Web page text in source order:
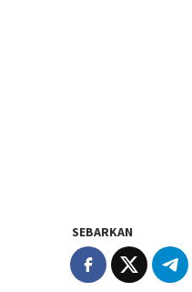
SEBARKAN